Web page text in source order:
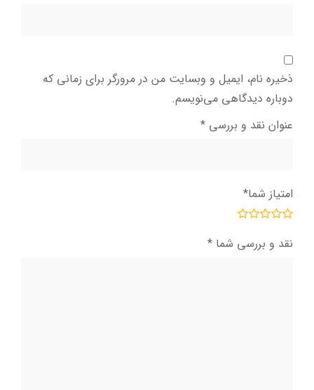
ذخیره نام، ایمیل و وبسایت من در مرورگر برای زمانی که
دوباره دیدگاهی می‌نویسم.
عنوان نقد و بررسی *
امتیاز شما*
نقد و بررسی شما *